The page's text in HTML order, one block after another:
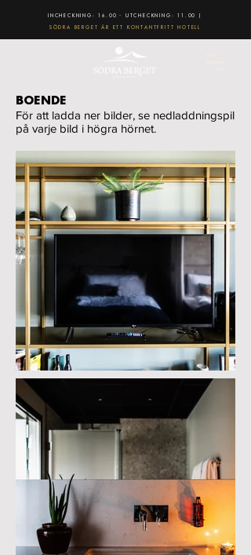
INCHECKNING: 16.00 - UTCHECKNING: 11.00 |
SÖDRA BERGET ÄR ETT KONTANTFRITT HOTELL
BOENDE
För att ladda ner bilder, se nedladdningspil
på varje bild i högra hörnet.